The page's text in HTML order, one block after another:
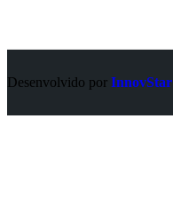
Desenvolvido por InnovStar